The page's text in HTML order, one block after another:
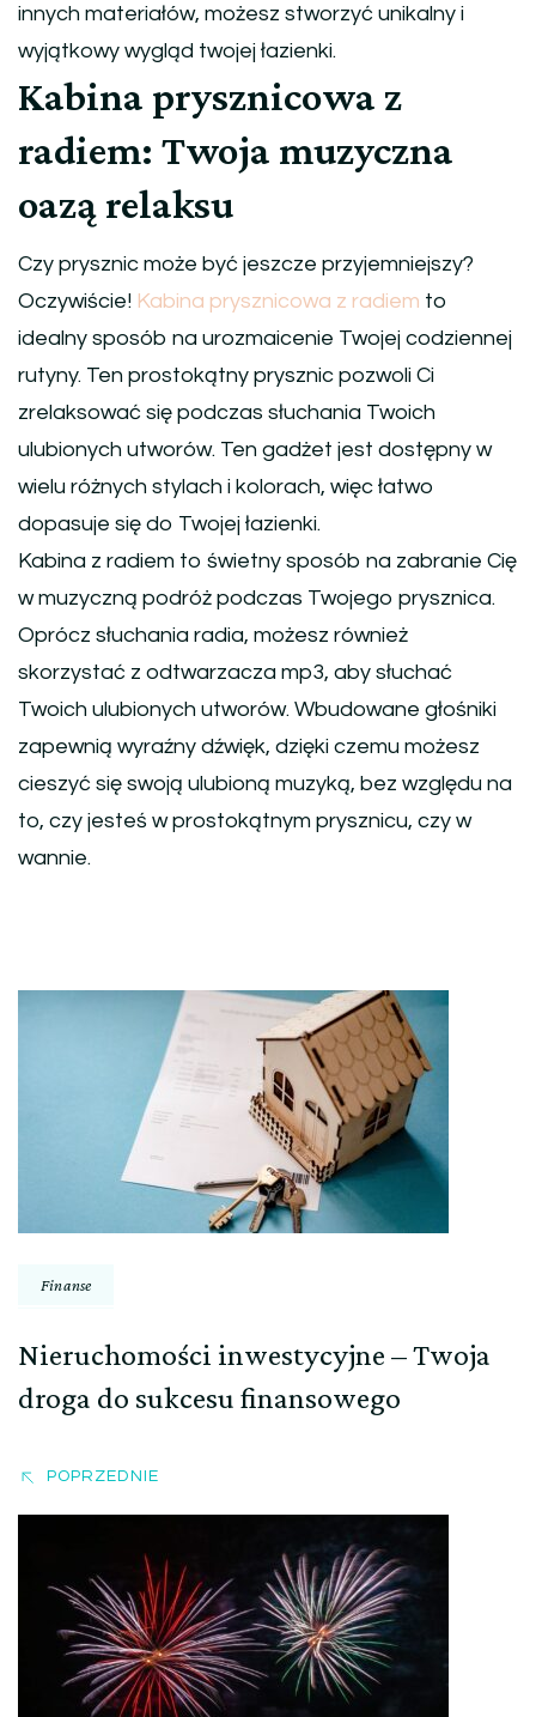
innych materiałów, możesz stworzyć unikalny i
wyjątkowy wygląd twojej łazienki.
Kabina prysznicowa z
radiem: Twoja muzyczna
oazą relaksu
Czy prysznic może być jeszcze przyjemniejszy?
Oczywiście! Kabina prysznicowa z radiem to
idealny sposób na urozmaicenie Twojej codziennej
rutyny. Ten prostokątny prysznic pozwoli Ci
zrelaksować się podczas słuchania Twoich
ulubionych utworów. Ten gadżet jest dostępny w
wielu różnych stylach i kolorach, więc łatwo
dopasuje się do Twojej łazienki.
Kabina z radiem to świetny sposób na zabranie Cię
w muzyczną podróż podczas Twojego prysznica.
Oprócz słuchania radia, możesz również
skorzystać z odtwarzacza mp3, aby słuchać
Twoich ulubionych utworów. Wbudowane głośniki
zapewnią wyraźny dźwięk, dzięki czemu możesz
cieszyć się swoją ulubioną muzyką, bez względu na
to, czy jesteś w prostokątnym prysznicu, czy w
wannie.
Nawigacja
Finanse
Nieruchomości inwestycyjne – Twoja
droga do sukcesu finansowego
POPRZEDNIE